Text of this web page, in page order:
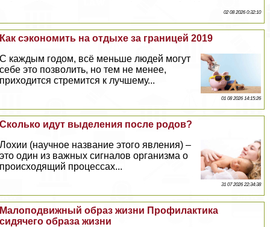
02 08 2026 0:32:10
Как сэкономить на отдыхе за границей 2019
C каждым годом, всё меньше людей могут
себе это позволить, но тем не менее,
приходится стремится к лучшему...
01 08 2026 14:15:26
Сколько идут выделения после родов?
Лохии (научное название этого явления) –
это один из важных сигналов организма о
происходящий процессах...
31 07 2026 22:34:38
Малоподвижный образ жизни Профилактика
сидячего образа жизни